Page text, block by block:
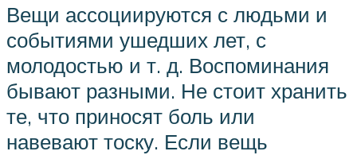
Вещи ассоциируются с людьми и
событиями ушедших лет, с
молодостью и т. д. Воспоминания
бывают разными. Не стоит хранить
те, что приносят боль или
навевают тоску. Если вещь